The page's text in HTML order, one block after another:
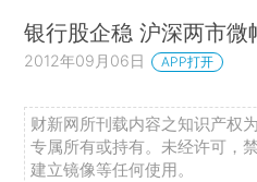
银行股企稳 沪深两市微
2012年09月06日 APP打开
财新网所刊载内容之知识产权
专属所有或持有。未经许可，
建立镜像等任何使用。